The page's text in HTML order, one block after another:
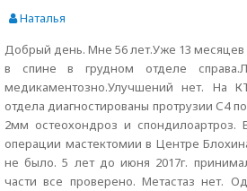
Наталья
Добрый день. Мне 56 лет.Уже 13 месяцев
в спине в грудном отделе
медикаментозно.Улучшений нет. На
отдела диагностированы протрузии С4
2мм остеохондроз и спондилоартроз.
операции мастектомии в Центре
не было. 5 лет до июня 2017г.
части все проверено. Метастаз нет.